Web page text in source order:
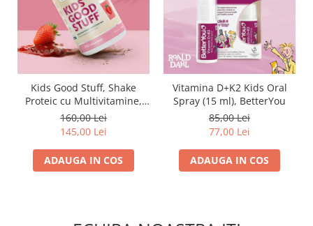
Kids Good Stuff, Shake
Proteic cu Multivitamine,
Fragi, 225g
160,00 Lei
145,00 Lei
ADAUGA IN COS
Vitamina D+K2 Kids Oral
Spray (15 ml), BetterYou
85,00 Lei
77,00 Lei
ADAUGA IN COS